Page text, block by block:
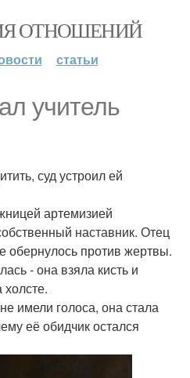
ОТНОШЕНИЙ
статьи
учитель
суд устроил ей
артемизией
наставник. Отец
обернулось против жертвы.
- она взяла кисть и
имели голоса, она стала
её обидчик остался